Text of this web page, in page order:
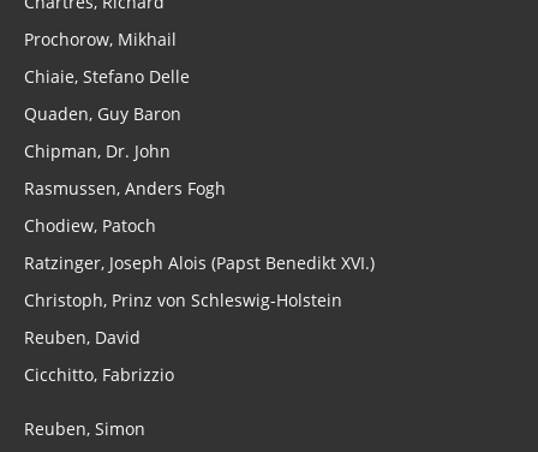
Prochorow, Mikhail
Chiaie, Stefano Delle
Quaden, Guy Baron
Chipman, Dr. John
Rasmussen, Anders Fogh
Chodiew, Patoch
Ratzinger, Joseph Alois (Papst Benedikt XVI.)
Christoph, Prinz von Schleswig-Holstein
Reuben, David
Cicchitto, Fabrizzio
Reuben, Simon